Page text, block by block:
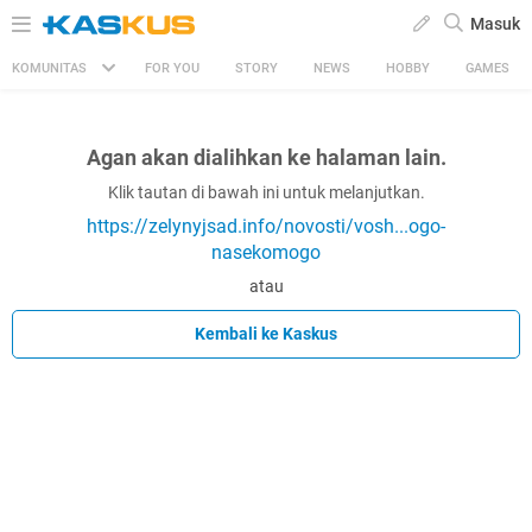
Masuk
KOMUNITAS FOR YOU STORY NEWS HOBBY GAMES
Agan akan dialihkan ke halaman lain.
Klik tautan di bawah ini untuk melanjutkan.
https://zelynyjsad.info/novosti/vosh...ogo-
nasekomogo
atau
Kembali ke Kaskus